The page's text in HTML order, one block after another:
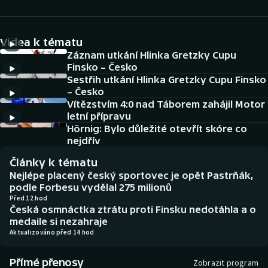
Cyklistika
DALŠÍ SPORTY
Americký fotbal
Baseball a softbal
Basketbal
Biatlon
Boby a skeleton
Box
NEPŘEHLÉDNĚTE
Historické návraty
Aplikace ČT sport
AZ kvíz
Videa k tématu
Záznam utkání Hlinka Gretzky Cupu
Finsko – Česko
Sestřih utkání Hlinka Gretzky Cupu Finsko
– Česko
Vítězstvím 4:0 nad Táborem zahájil Motor
letní přípravu
Hörnig: Bylo důležité otevřít skóre co
nejdřív
Články k tématu
Nejlépe placený český sportovec je opět Pastrňák,
podle Forbesu vydělal 275 milionů
Před 12 hod
Česká osmnáctka ztrátu proti Finsku nedotáhla a o
medaile si nezahraje
Aktualizováno před 14 hod
Přímé přenosy Zobrazit program